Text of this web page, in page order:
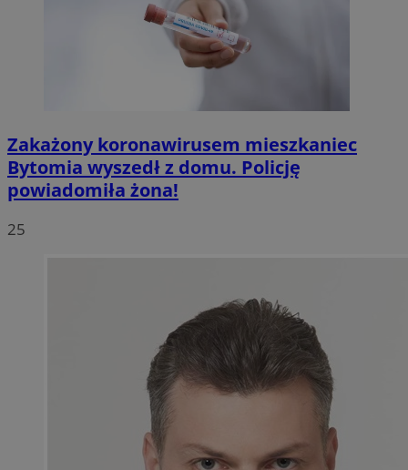
Zakażony koronawirusem mieszkaniec
Bytomia wyszedł z domu. Policję
powiadomiła żona!
25